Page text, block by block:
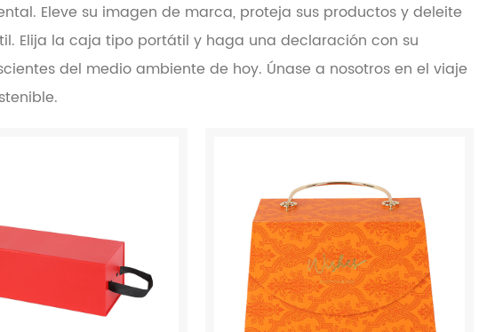
Eleve su imagen de marca, proteja sus productos y deleite
Elija la caja tipo portátil y haga una declaración con su
del medio ambiente de hoy. Únase a nosotros en el viaje